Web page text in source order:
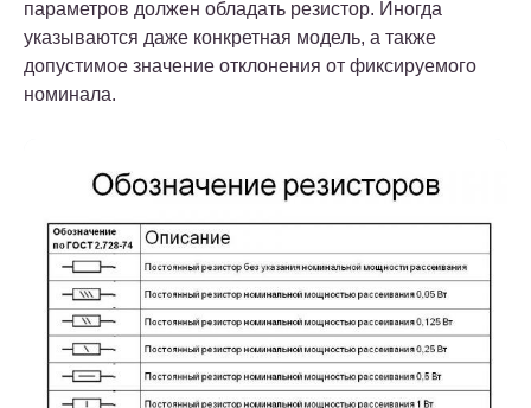
параметров должен обладать резистор. Иногда
указываются даже конкретная модель, а также
допустимое значение отклонения от фиксируемого
номинала.